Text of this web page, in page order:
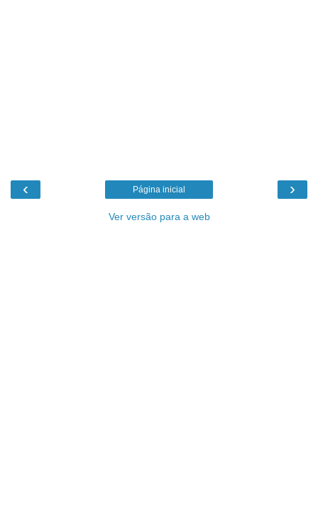
‹ ›
Página inicial
Ver versão para a web